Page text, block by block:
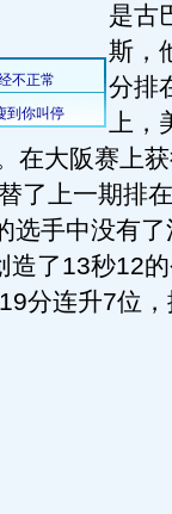
是古
斯，
分排
上，
在大阪赛上
了上一期排
选手中没有
造了13秒12
分连升7位